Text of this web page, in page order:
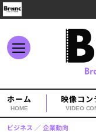
ホーム
HOME
映像コン
VIDEO
ビジネス 企業動向